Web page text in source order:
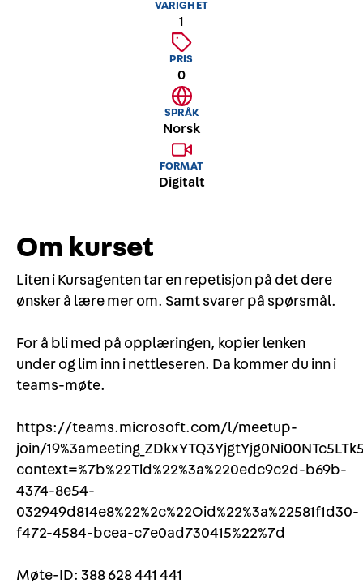
VARIGHET
1
PRIS
0
SPRÅK
Norsk
FORMAT
Digitalt
Om kurset
Liten i Kursagenten tar en repetisjon på det dere
ønsker å lære mer om. Samt svarer på spørsmål.
For å bli med på opplæringen, kopier lenken
under og lim inn i nettleseren. Da kommer du inn i
teams-møte.
https://teams.microsoft.com/l/meetup-
join/
context=%7b%22Tid%22%3a%220edc9c2d-b69b-
4374-8e54-
032949d814e8%22%2c%22Oid%22%3a%22581f1d30-
f472-4584-bcea-c7e0ad730415%22%7d
Møte-ID: 388 628 441 441